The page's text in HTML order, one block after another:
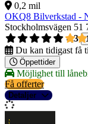
0,2 mil
OKQ8 Bilverkstad -
Stockholmsvägen 51
4,3
Du kan tidigast få
Öppettider
Möjlighet till
Få offerter
Detaljer